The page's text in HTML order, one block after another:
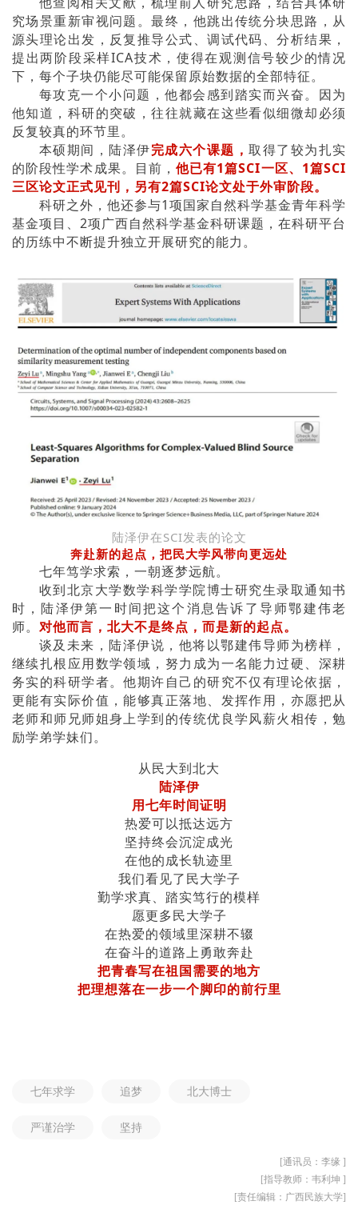
究场景重新审视问题。最终，他跳出传统分块思路，从
源头理论出发，反复推导公式、调试代码、分析结果，
提出两阶段采样ICA技术，使得在观测信号较少的情况
下，每个子块仍能尽可能保留原始数据的全部特征。
每攻克一个小问题，他都会感到踏实而兴奋。 因为
他知道，科研的突破，往往就藏在这些看似细微却必须
反复较真的环节里。
本硕期间，陆泽伊完成六个课题，取得了较为扎实
的阶段性学术成果。目前，他已有1篇SCI一区、1篇SCI
三区论文正式见刊，另有2篇SCI论文处于外审阶段。
科研之外，他还参与1项国家自然科学基金青年科学
基金项目、2项广西自然科学基金科研课题，在科研平台
的历练中不断提升独立开展研究的能力。
陆泽伊在SCI发表的论文
奔赴新的起点，把民大学风带向更远处
七年笃学求索，一朝逐梦远航。
收到北京大学数学科学学院博士研究生录取通知书
时，陆泽伊第一时间把这个消息告诉了导师鄂建伟老
师。 对他而言，北大不是终点，而是新的起点。
谈及未来，陆泽伊说，他将以鄂建伟导师为榜样，
继续扎根应用数学领域，努力成为一名能力过硬、深耕
务实的科研学者。他期许自己的研究不仅有理论依据，
更能有实际价值，能够真正落地、发挥作用，亦愿把从
老师和师兄师姐身上学到的传统优良学风薪火相传，勉
励学弟学妹们。
从民大到北大
陆泽伊
用七年时间证明
热爱可以抵达远方
坚持终会沉淀成光
在他的成长轨迹里
我们看见了民大学子
勤学求真、踏实笃行的模样
愿更多民大学子
在热爱的领域里深耕不辍
在奋斗的道路上勇敢奔赴
把青春写在祖国需要的地方
把理想落在一步一个脚印的前行里
七年求学 追梦 北大博士
严谨治学 坚持
[通讯员：李缘 ]
[指导教师：韦利坤 ]
[责任编辑：广西民族大学]